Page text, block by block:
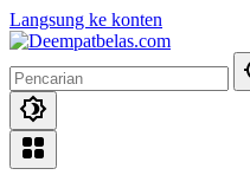
Langsung ke konten